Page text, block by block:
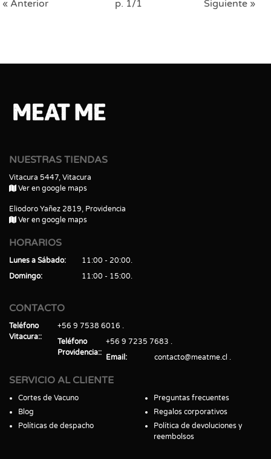
« Anterior p. 1/1 Siguiente »
NUESTRAS TIENDAS
Vitacura 5447, Vitacura
Ver en google maps
Eliodoro Yañez 2819, Providencia
Ver en google maps
HORARIOS
Lunes a Sábado
11:00 - 20:00
Domingo
11:00 - 15:00
CONTACTO
Teléfono
Vitacura:
+56 9 7538 6016
Teléfono
Providencia:
+56 9 7235 7683
Email
contacto@meatme.cl
SERVICIO AL CLIENTE
Cortes de Vacuno
Blog
Políticas de despacho
Preguntas frecuentes
Regalos corporativos
Política de devoluciones y
reembolsos